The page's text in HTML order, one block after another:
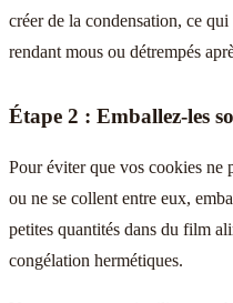
créer de la condensation, ce
rendant mous ou détrempés
Étape 2 : Emballez-les
Pour éviter que vos cookies ne
ou ne se collent entre eux,
petites quantités dans du film
congélation hermétiques.